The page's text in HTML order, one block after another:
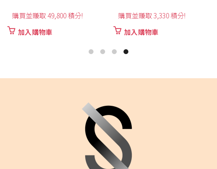
購買並賺取 3,330 積分!
加入購物車
加入購物車